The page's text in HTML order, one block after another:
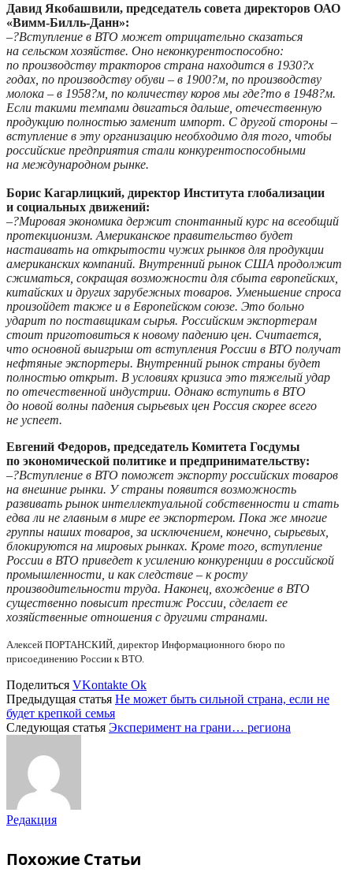
Давид Якобашвили, председатель совета директоров ОАО
«Вимм-Билль-Данн»:
–?Вступление в ВТО может отрицательно сказаться
на сельском хозяйстве. Оно неконкурентоспособно:
по производству тракторов страна находится в 1930?х
годах, по производству обуви – в 1900?м, по производству
молока – в 1958?м, по количеству коров мы где?то в 1948?м.
Если такими темпами двигаться дальше, отечественную
продукцию полностью заменит импорт. С другой стороны –
вступление в эту организацию необходимо для того, чтобы
российские предприятия стали конкурентоспособными
на международном рынке.
Борис Кагарлицкий, директор Института глобализации
и социальных движений:
–?Мировая экономика держит спонтанный курс на всеобщий
протекционизм. Американское правительство будет
настаивать на открытости чужих рынков для продукции
американских компаний. Внутренний рынок США продолжит
сжиматься, сокращая возможности для сбыта европейских,
китайских и других зарубежных товаров. Уменьшение спроса
произойдет также и в Европейском союзе. Это больно
ударит по поставщикам сырья. Российским экспортерам
стоит приготовиться к новому падению цен. Считается,
что основной выигрыш от вступления России в ВТО получат
нефтяные экспортеры. Внутренний рынок страны будет
полностью открыт. В условиях кризиса это тяжелый удар
по отечественной индустрии. Однако вступить в ВТО
до новой волны падения сырьевых цен Россия скорее всего
не успеет.
Евгений Федоров, председатель Комитета Госдумы
по экономической политике и предпринимательству:
–?Вступление в ВТО поможет экспорту российских товаров
на внешние рынки. У страны появится возможность
развивать рынок интеллектуальной собственности и стать
едва ли не главным в мире ее экспортером. Пока же многие
группы наших товаров, за исключением, конечно, сырьевых,
блокируются на мировых рынках. Кроме того, вступление
России в ВТО приведет к усилению конкуренции в российской
промышленности, и как следствие – к росту
производительности труда. Наконец, вхождение в ВТО
существенно повысит престиж России, сделает ее
хозяйственные отношения с другими странами.
Алексей ПОРТАНСКИЙ, директор Информационного бюро по
присоединению России к ВТО.
Поделиться VKontakte Ok
Предыдущая статья Не может быть сильной страна, если не
будет крепкой семья
Следующая статья Эксперимент на грани… региона
Редакция
Похожие Статьи